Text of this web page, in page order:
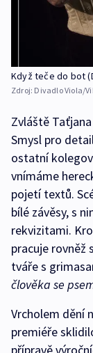
Když teče do bot
Zdroj: Divadlo Viola/
Zvláště
Smysl pro
ostatní
vnímáme
pojetí textů.
bílé závěsy, s
rekvizitami.
pracuje rovněž
tváře s
člověka se
Vrcholem dění
premiéře